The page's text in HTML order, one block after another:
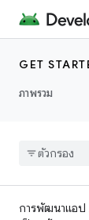
GET
ภาพรวม
การพัฒนาแอป